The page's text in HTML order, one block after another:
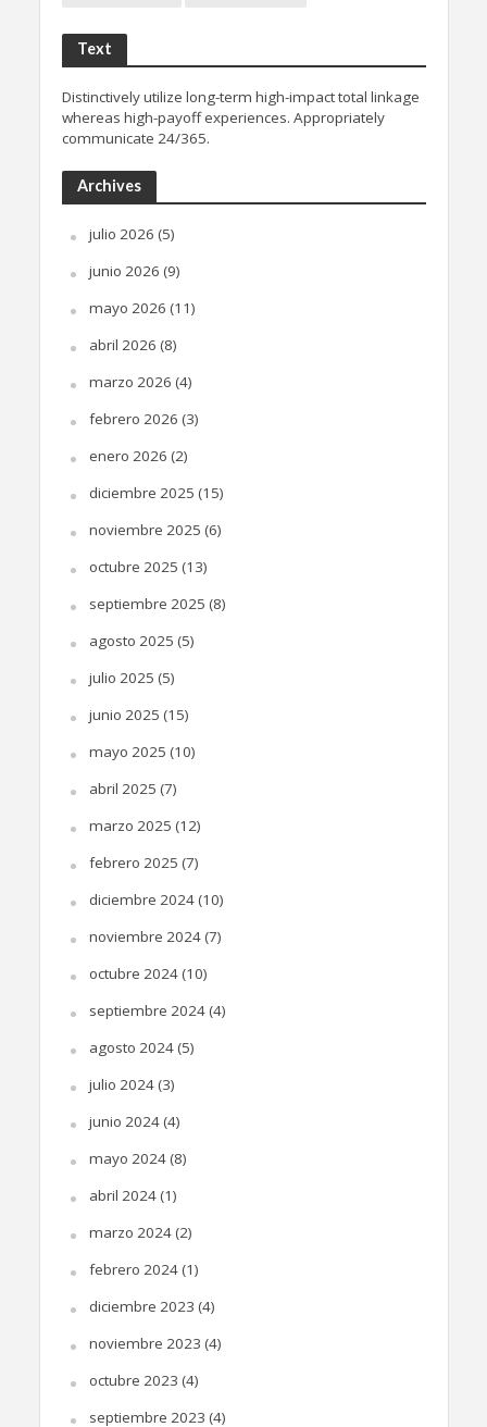
Text
Distinctively utilize long-term high-impact total linkage
whereas high-payoff experiences. Appropriately
communicate 24/365.
Archives
julio 2026 (5)
junio 2026 (9)
mayo 2026 (11)
abril 2026 (8)
marzo 2026 (4)
febrero 2026 (3)
enero 2026 (2)
diciembre 2025 (15)
noviembre 2025 (6)
octubre 2025 (13)
septiembre 2025 (8)
agosto 2025 (5)
julio 2025 (5)
junio 2025 (15)
mayo 2025 (10)
abril 2025 (7)
marzo 2025 (12)
febrero 2025 (7)
diciembre 2024(10)
noviembre 2024(7)
octubre 2024(10)
septiembre 2024(4)
agosto 2024(5)
julio 2024(3)
junio 2024(4)
mayo 2024(8)
abril 2024(1)
marzo 2024(2)
febrero 2024(1)
diciembre 2023 (4)
noviembre 2023 (4)
octubre 2023 (4)
septiembre 2023 (4)